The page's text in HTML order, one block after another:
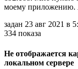
моему приложению.
задан 23 авг 2021 в
334 показа
Не отображается
локальном сервере